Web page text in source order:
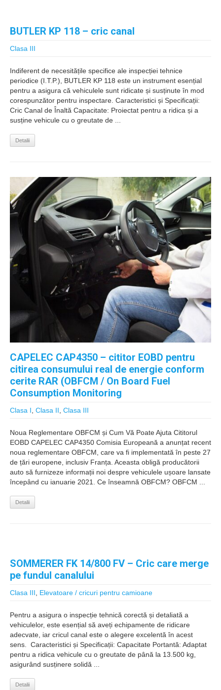
BUTLER KP 118 – cric canal
Clasa III
Indiferent de necesitățile specifice ale inspecției tehnice
periodice (I.T.P.), BUTLER KP 118 este un instrument esențial
pentru a asigura că vehiculele sunt ridicate și susținute în mod
corespunzător pentru inspectare. Caracteristici și Specificații:
Cric Canal de Înaltă Capacitate: Proiectat pentru a ridica și a
susține vehicule cu o greutate de ...
Detalii
CAPELEC CAP4350 – cititor EOBD pentru
citirea consumului real de energie conform
cerite RAR (OBFCM / On Board Fuel
Consumption Monitoring
Clasa I Clasa II Clasa III
Noua Reglementare OBFCM și Cum Vă Poate Ajuta Cititorul
EOBD CAPELEC CAP4350 Comisia Europeană a anunțat recent
noua reglementare OBFCM, care va fi implementată în peste 27
de țări europene, inclusiv Franța. Aceasta obligă producătorii
auto să furnizeze informații noi despre vehiculele ușoare lansate
începând cu ianuarie 2021. Ce înseamnă OBFCM? OBFCM ...
Detalii
SOMMERER FK 14/800 FV – Cric care merge
pe fundul canalului
Clasa III Elevatoare / cricuri pentru camioane
Pentru a asigura o inspecție tehnică corectă și detaliată a
vehiculelor, este esențial să aveți echipamente de ridicare
adecvate, iar cricul canal este o alegere excelentă în acest
sens. ️ Caracteristici și Specificații: Capacitate Portantă: Adaptat
pentru a ridica vehicule cu o greutate de până la 13.500 kg,
asigurând susținere solidă ...
Detalii